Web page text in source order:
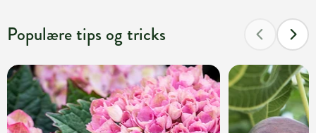
Populære tips og tricks